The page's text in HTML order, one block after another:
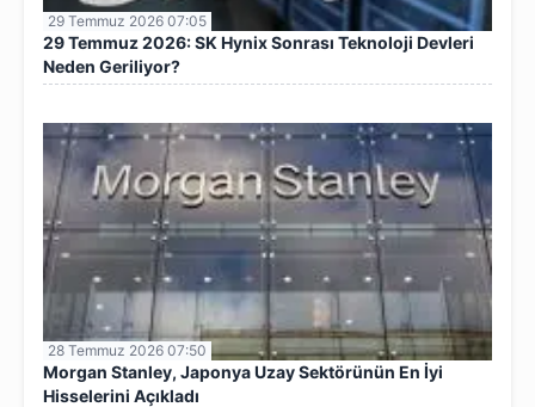
29 Temmuz 2026 07:05
29 Temmuz 2026: SK Hynix Sonrası Teknoloji Devleri
Neden Geriliyor?
28 Temmuz 2026 07:50
Morgan Stanley, Japonya Uzay Sektörünün En İyi
Hisselerini Açıkladı